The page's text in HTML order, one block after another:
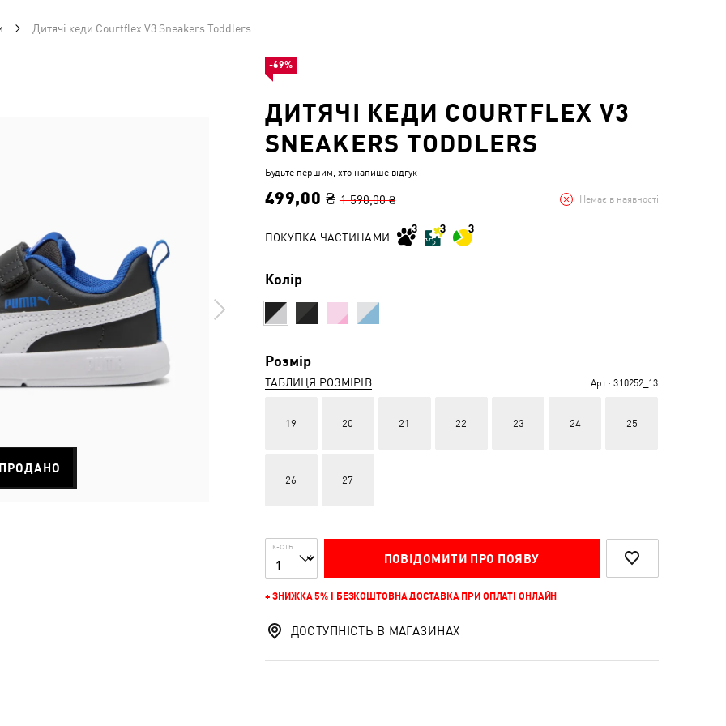
Дитячі кеди Courtflex V3 Sneakers Toddlers
ДИТЯЧІ КЕДИ COURTFLEX V3
SNEAKERS TODDLERS
Будьте першим, хто напише відгук
499,00 ₴ 1 590,00 ₴ Немає в наявності
ПОКУПКА ЧАСТИНАМИ
Колір
Розмір
ТАБЛИЦЯ РОЗМІРІВ Арт.: 310252_13
19 20 21 22 23 24 25
26 27
К-СТЬ
ПОВІДОМИТИ ПРО ПОЯВУ
+ ЗНИЖКА 5% І БЕЗКОШТОВНА ДОСТАВКА ПРИ ОПЛАТІ ОНЛАЙН
-69%
ДОСТУПНІСТЬ В МАГАЗИНАХ